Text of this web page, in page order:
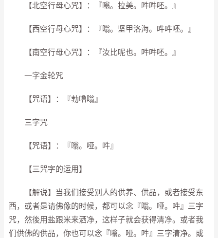
【北空行母心咒】：『嗡。拉美。吽吽呸。』
【西空行母心咒】：『嗡。坚甲洛海。吽吽呸。』
【南空行母心咒】：『汝比呢也。吽吽呸。』
一字金轮咒
【咒语】：『勃噜嗡』
三字咒
【咒语】：『嗡。哑。吽』
【三咒字的运用】
【解说】当我们接受别人的供养、供品，或者接受东
西，或者是请佛像的时候，都可以念『嗡。哑。吽』三字
咒，然後用盐跟米来洒净，这样子就会获得清净。或者我
们供佛的供品，你也可以念『嗡。哑。吽』三字清净。或